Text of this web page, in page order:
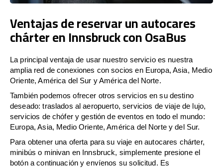
Ventajas de reservar un autocares
chárter en Innsbruck con OsaBus
La principal ventaja de usar nuestro servicio es nuestra
amplia red de conexiones con socios en Europa, Asia, Medio
Oriente, América del Sur y América del Norte.
También podemos ofrecer otros servicios en su destino
deseado: traslados al aeropuerto, servicios de viaje de lujo,
servicios de chófer y gestión de eventos en todo el mundo:
Europa, Asia, Medio Oriente, América del Norte y del Sur.
Para obtener una oferta para su viaje en autocares chárter,
minibús o minivan en Innsbruck, simplemente presione el
botón a continuación y envíenos su solicitud. Es